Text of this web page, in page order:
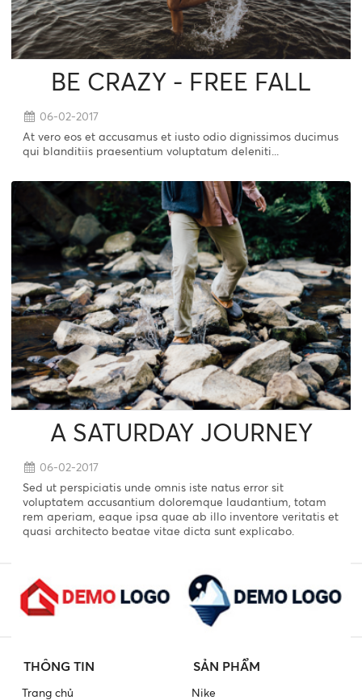
BE CRAZY - FREE FALL
06-02-2017
At vero eos et accusamus et iusto odio dignissimos ducimus
qui blanditiis praesentium voluptatum deleniti...
A SATURDAY JOURNEY
06-02-2017
Sed ut perspiciatis unde omnis iste natus error sit
voluptatem accusantium doloremque laudantium, totam
rem aperiam, eaque ipsa quae ab illo inventore veritatis et
quasi architecto beatae vitae dicta sunt explicabo.
THÔNG TIN
Trang chủ
SẢN PHẨM
Nike